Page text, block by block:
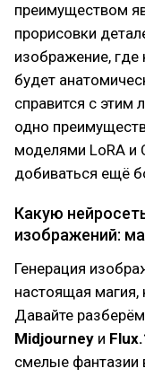
преимуществом
прорисовки
изображение, где
будет
справится с
одно
моделями LoRA и
добиваться ещё
Какую
изображений:
Генерация
настоящая магия,
Давайте
Midjourney и
смелые фантазии